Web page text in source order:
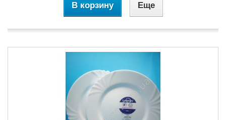
В корзину Еще